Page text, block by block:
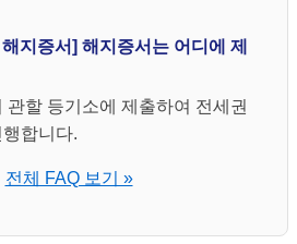
지증서] 해지증서는 어디에 제
관할 등기소에 제출하여 전세권
합니다.
전체 FAQ 보기 »